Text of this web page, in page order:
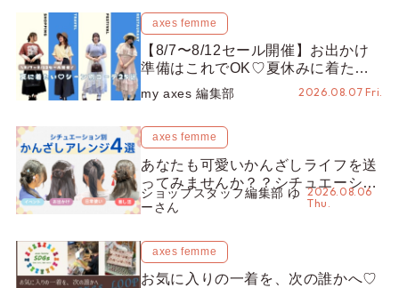
axes femme
【8/7〜8/12セール開催】お出かけ
準備はこれでOK♡夏休みに着たい
コーデ25選をシーン別に徹底解説！
my axes 編集部 2026.08.07 Fri.
axes femme
あなたも可愛いかんざしライフを送
ってみませんか？？シチュエーショ
ン別“かんざし”のオススメ【ショッ
プスタッフ編集部】
ショップスタッフ編集部 ゆ
ーさん
2026.08.06
Thu.
axes femme
お気に入りの一着を、次の誰かへ♡